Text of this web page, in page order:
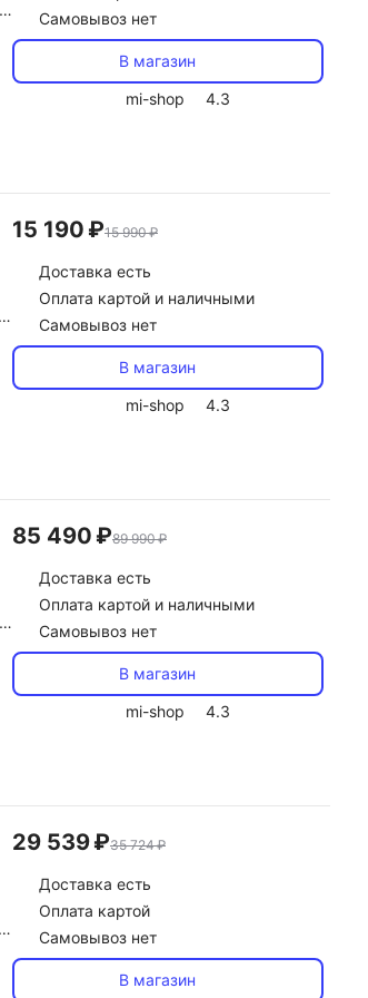
Самовывоз нет
В магазин
mi-shop
4.3
15 190 ₽15 990 ₽
Доставка есть
Оплата картой и наличными
Самовывоз нет
В магазин
mi-shop
4.3
85 490 ₽89 990 ₽
Доставка есть
Оплата картой и наличными
Самовывоз нет
В магазин
mi-shop
4.3
29 539 ₽35 724 ₽
Доставка есть
Оплата картой
Самовывоз нет
В магазин